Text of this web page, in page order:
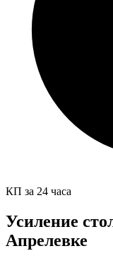
КП за 24 часа
Усиление
Апрелевке